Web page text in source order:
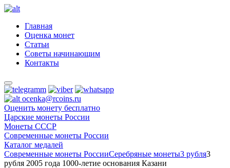
Главная
Оценка монет
Статьи
Советы начинающим
Контакты
ocenka@rcoins.ru
Оценить монету бесплатно
Царские монеты России
Монеты СССР
Современные монеты России
Каталог медалей
Современные монеты РоссииСеребряные монеты3 рубля3
рубля 2005 года 1000-летие основания Казани